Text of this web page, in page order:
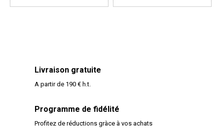
Livraison gratuite
A partir de 190 € h.t.
Programme de fidélité
Profitez de réductions gràce à vos achats